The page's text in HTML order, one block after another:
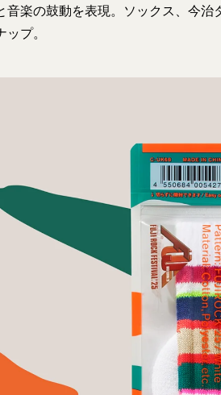
音楽の鼓動を表現。ソックス、今
ップ。